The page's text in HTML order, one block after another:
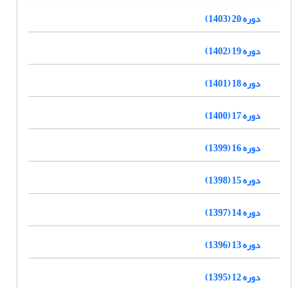
دوره 20 (1403)
دوره 19 (1402)
دوره 18 (1401)
دوره 17 (1400)
دوره 16 (1399)
دوره 15 (1398)
دوره 14 (1397)
دوره 13 (1396)
دوره 12 (1395)